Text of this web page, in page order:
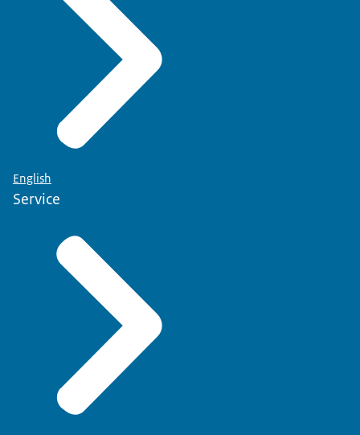
English
Service